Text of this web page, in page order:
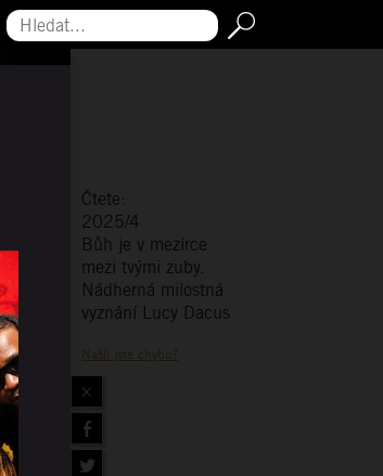
Hledat...
Čtete:
2025/4
Bůh je v mezírce
mezi tvými zuby.
Nádherná milostná
vyznání Lucy Dacus
Našli jste chybu?
×